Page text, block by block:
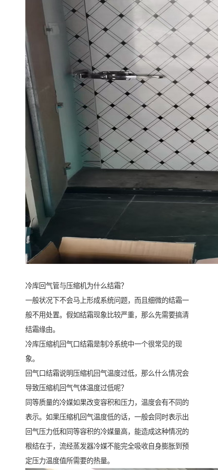
冷库回气管与压缩机为什么结霜？
一般状况下不会马上形成系统问题，而且细微的结霜一
般不用处置。假如结霜现象比较严重，那么先需要搞清
结霜缘由。
冷库压缩机回气口结霜是制冷系统中一个很常见的现
象。
回气口结霜说明压缩机回气温度过低，那么什么情况会
导致压缩机回气气体温度过低呢？
同等质量的冷媒如果改变容积和压力，温度会有不同的
表示。如果压缩机回气温度低的话，一般会同时表示出
回气压力低和同等容积的冷媒量高，能造成这种情况的
根结在于，流经蒸发器冷媒不能完全吸收自身膨胀到预
定压力温度值所需要的热量。